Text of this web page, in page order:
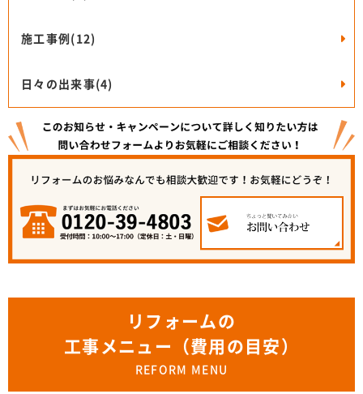
施工事例(12)
日々の出来事(4)
リフォームの
工事メニュー（費用の目安）
REFORM MENU